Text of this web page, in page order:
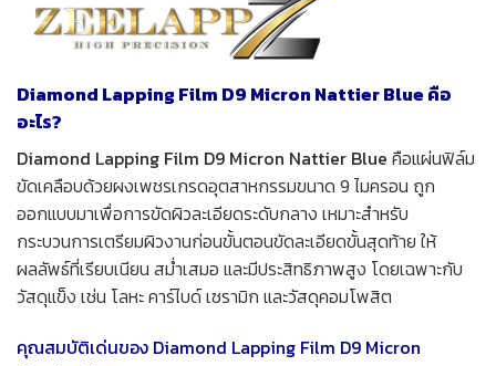
Diamond Lapping Film D9 Micron Nattier Blue คือ
อะไร?
Diamond Lapping Film D9 Micron Nattier Blue คือแผ่นฟิล์ม
ขัดเคลือบด้วยผงเพชรเกรดอุตสาหกรรมขนาด 9 ไมครอน ถูก
ออกแบบมาเพื่อการขัดผิวละเอียดระดับกลาง เหมาะสำหรับ
กระบวนการเตรียมผิวงานก่อนขั้นตอนขัดละเอียดขั้นสุดท้าย ให้
ผลลัพธ์ที่เรียบเนียน สม่ำเสมอ และมีประสิทธิภาพสูง โดยเฉพาะกับ
วัสดุแข็ง เช่น โลหะ คาร์ไบด์ เซรามิก และวัสดุคอมโพสิต
คุณสมบัติเด่นของ Diamond Lapping Film D9 Micron